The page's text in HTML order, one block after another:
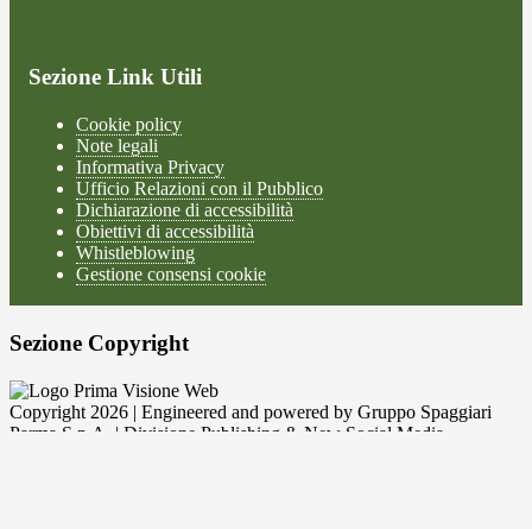
Sezione Link Utili
Cookie policy
Note legali
Informativa Privacy
Ufficio Relazioni con il Pubblico
Dichiarazione di accessibilità
Obiettivi di accessibilità
Whistleblowing
Gestione consensi cookie
Sezione Copyright
Copyright 2026 | Engineered and powered by Gruppo Spaggiari
Parma S.p.A. | Divisione Publishing & New Social Media